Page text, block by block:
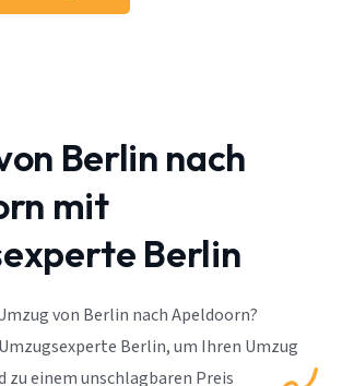
Berlin nach
mit
Berlin
von Berlin nach Apeldoorn?
Berlin, um Ihren Umzug
zu einem unschlagbaren Preis